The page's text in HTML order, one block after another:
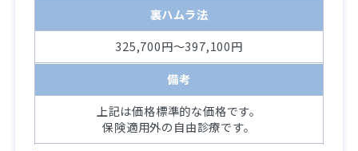
裏ハムラ法
325,700円～397,100円
備考
上記は価格標準的な価格です。
保険適用外の自由診療です。